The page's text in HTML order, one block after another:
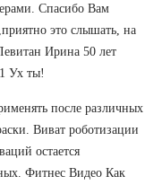
Спасибо Вам
это слышать, на
Ирина 50 лет
Ух ты!
после различных
Виват роботизации
остается
Фитнес Видео Как